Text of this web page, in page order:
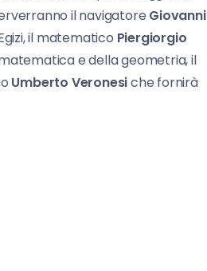
il navigatore Giovanni
il matematico Piergiorgio
e della geometria, il
Umberto Veronesiche fornirà